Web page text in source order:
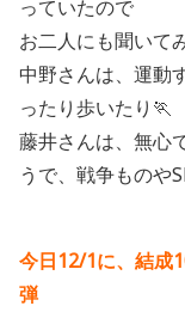
っていたので
お二人にも聞いて
中野さんは、運動
ったり歩いたり🏃
藤井さんは、無心
うで、戦争ものや
今日12/1に、結成
弾